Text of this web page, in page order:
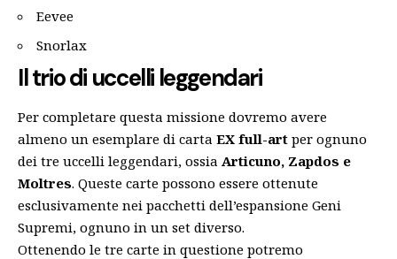
Eevee
Snorlax
Il trio di uccelli leggendari
Per completare questa missione dovremo avere
almeno un esemplare di carta EX full-art per ognuno
dei tre uccelli leggendari, ossia Articuno, Zapdos e
Moltres. Queste carte possono essere ottenute
esclusivamente nei pacchetti dell’espansione Geni
Supremi, ognuno in un set diverso.
Ottenendo le tre carte in questione potremo